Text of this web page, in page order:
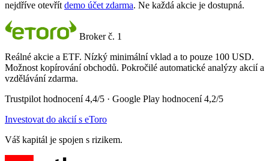
nejdříve otevřít demo účet zdarma. Ne každá akcie je dostupná.
Broker č. 1
Reálné akcie a ETF. Nízký minimální vklad a to pouze 100 USD.
Možnost kopírování obchodů. Pokročilé automatické analýzy akcií a
vzdělávání zdarma.
Trustpilot hodnocení 4,4/5 · Google Play hodnocení 4,2/5
Investovat do akcií s eToro
Váš kapitál je spojen s rizikem.